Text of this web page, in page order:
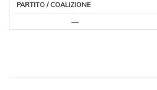
—